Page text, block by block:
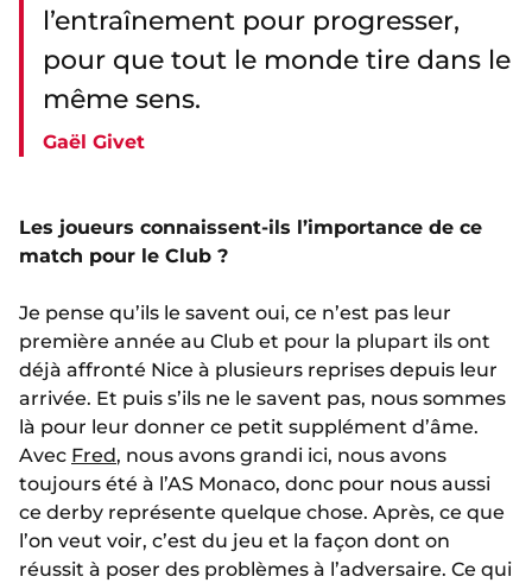
l’entraînement pour progresser,
pour que tout le monde tire dans le
même sens.
Gaël Givet
Les joueurs connaissent-ils l’importance de ce
match pour le Club ?
Je pense qu’ils le savent oui, ce n’est pas leur
première année au Club et pour la plupart ils ont
déjà affronté Nice à plusieurs reprises depuis leur
arrivée. Et puis s’ils ne le savent pas, nous sommes
là pour leur donner ce petit supplément d’âme.
Avec Fred, nous avons grandi ici, nous avons
toujours été à l’AS Monaco, donc pour nous aussi
ce derby représente quelque chose. Après, ce que
l’on veut voir, c’est du jeu et la façon dont on
réussit à poser des problèmes à l’adversaire. Ce qui